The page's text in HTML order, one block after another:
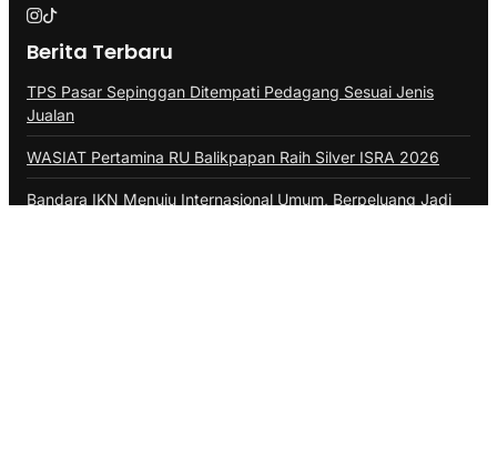
Berita Terbaru
TPS Pasar Sepinggan Ditempati Pedagang Sesuai Jenis
Jualan
WASIAT Pertamina RU Balikpapan Raih Silver ISRA 2026
Bandara IKN Menuju Internasional Umum, Berpeluang Jadi